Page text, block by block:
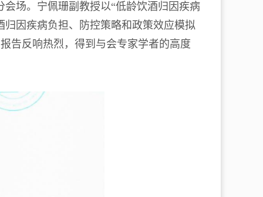
场。宁佩珊副教授以“低龄饮酒归因疾病
因疾病负担、防控策略和政策效应模拟
告反响热烈，得到与会专家学者的高度